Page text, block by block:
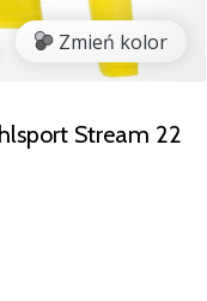
Zmień kolor
Stream 22